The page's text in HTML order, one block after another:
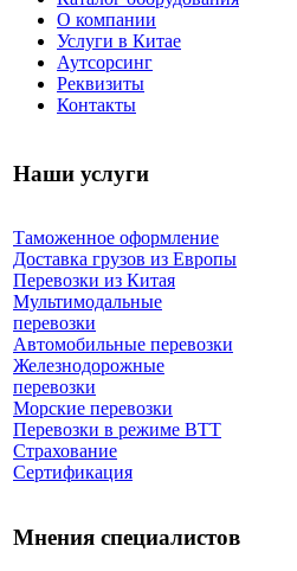
О компании
Услуги в Китае
Аутсорсинг
Реквизиты
Контакты
Наши услуги
Таможенное оформление
Доставка грузов из Европы
Перевозки из Китая
Мультимодальные
перевозки
Автомобильные перевозки
Железнодорожные
перевозки
Морские перевозки
Перевозки в режиме ВТТ
Страхование
Сертификация
Мнения специалистов